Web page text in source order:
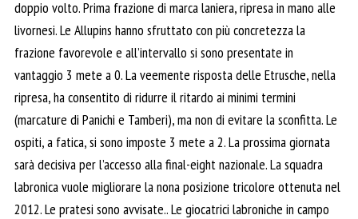
doppio volto. Prima frazione di marca laniera, ripresa in mano alle
livornesi. Le Allupins hanno sfruttato con più concretezza la
frazione favorevole e all’intervallo si sono presentate in
vantaggio 3 mete a 0. La veemente risposta delle Etrusche, nella
ripresa, ha consentito di ridurre il ritardo ai minimi termini
(marcature di Panichi e Tamberi), ma non di evitare la sconfitta. Le
ospiti, a fatica, si sono imposte 3 mete a 2. La prossima giornata
sarà decisiva per l’accesso alla final-eight nazionale. La squadra
labronica vuole migliorare la nona posizione tricolore ottenuta nel
2012. Le pratesi sono avvisate.. Le giocatrici labroniche in campo